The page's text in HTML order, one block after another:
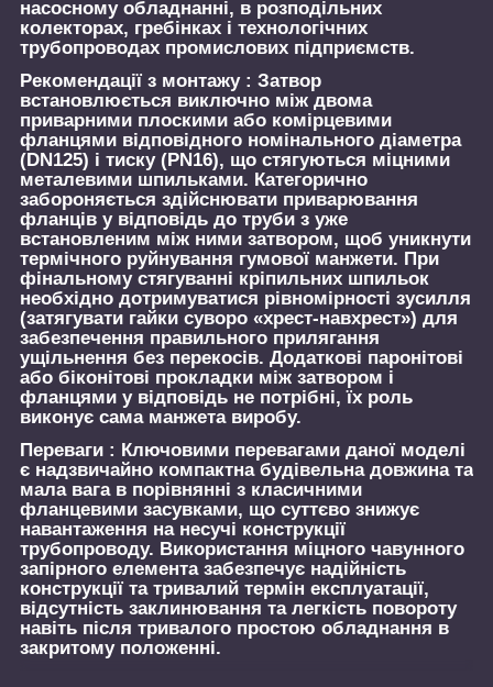
насосному обладнанні, в розподільних
колекторах, гребінках і технологічних
трубопроводах промислових підприємств.
Рекомендації з монтажу : Затвор
встановлюється виключно між двома
приварними плоскими або комірцевими
фланцями відповідного номінального діаметра
(DN125) і тиску (PN16), що стягуються міцними
металевими шпильками. Категорично
забороняється здійснювати приварювання
фланців у відповідь до труби з уже
встановленим між ними затвором, щоб уникнути
термічного руйнування гумової манжети. При
фінальному стягуванні кріпильних шпильок
необхідно дотримуватися рівномірності зусилля
(затягувати гайки суворо «хрест-навхрест») для
забезпечення правильного прилягання
ущільнення без перекосів. Додаткові паронітові
або біконітові прокладки між затвором і
фланцями у відповідь не потрібні, їх роль
виконує сама манжета виробу.
Переваги : Ключовими перевагами даної моделі
є надзвичайно компактна будівельна довжина та
мала вага в порівнянні з класичними
фланцевими засувками, що суттєво знижує
навантаження на несучі конструкції
трубопроводу. Використання міцного чавунного
запірного елемента забезпечує надійність
конструкції та тривалий термін експлуатації,
відсутність заклинювання та легкість повороту
навіть після тривалого простою обладнання в
закритому положенні.